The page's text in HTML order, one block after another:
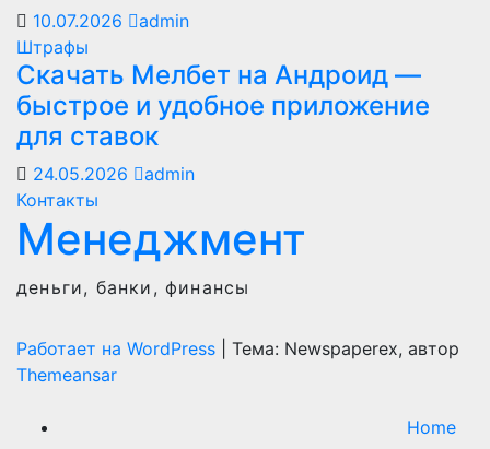
10.07.2026
admin
Штрафы
Скачать Мелбет на Андроид —
быстрое и удобное приложение
для ставок
24.05.2026
admin
Контакты
Менеджмент
деньги, банки, финансы
Работает на WordPress
Тема: Newspaperex, автор
Themeansar
Home